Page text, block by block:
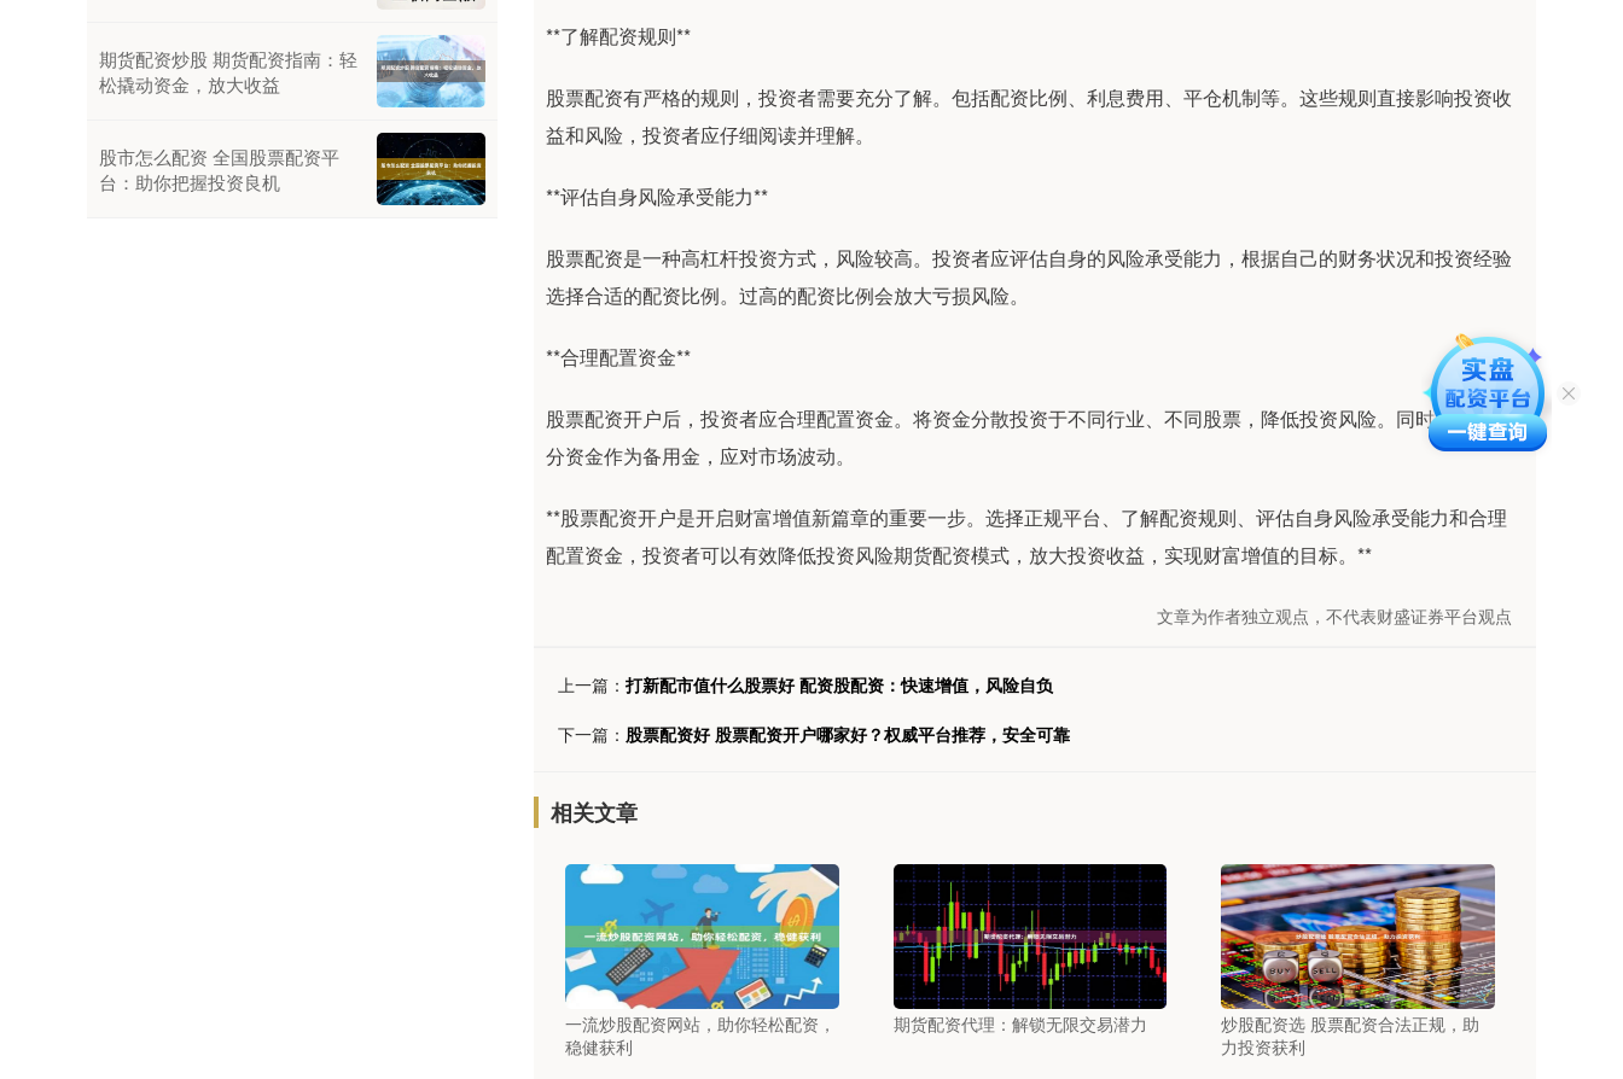
**了解配资规则**
股票配资有严格的规则，投资者需要充分了解。包括配资比例、利息费用、平仓机制等。这些规则直接影响投资收
益和风险，投资者应仔细阅读并理解。
**评估自身风险承受能力**
股票配资是一种高杠杆投资方式，风险较高。投资者应评估自身的风险承受能力，根据自己的财务状况和投资经验
选择合适的配资比例。过高的配资比例会放大亏损风险。
**合理配置资金**
股票配资开户后，投资者应合理配置资金。将资金分散投资于不同行业、不同股票，降低投资风险。同时，留出部
分资金作为备用金，应对市场波动。
**股票配资开户是开启财富增值新篇章的重要一步。选择正规平台、了解配资规则、评估自身风险承受能力和合理
配置资金，投资者可以有效降低投资风险期货配资模式，放大投资收益，实现财富增值的目标。**
文章为作者独立观点，不代表财盛证券平台观点
上一篇： 打新配市值什么股票好 配资股配资：快速增值，风险自负
下一篇： 股票配资好 股票配资开户哪家好？权威平台推荐，安全可靠
相关文章
一流炒股配资网站，助你轻松配资，
稳健获利
期货配资代理：解锁无限交易潜力
炒股配资选 股票配资合法正规，助
力投资获利
期货配资炒股 期货配资指南：轻
松撬动资金，放大收益
股市怎么配资 全国股票配资平
台：助你把握投资良机